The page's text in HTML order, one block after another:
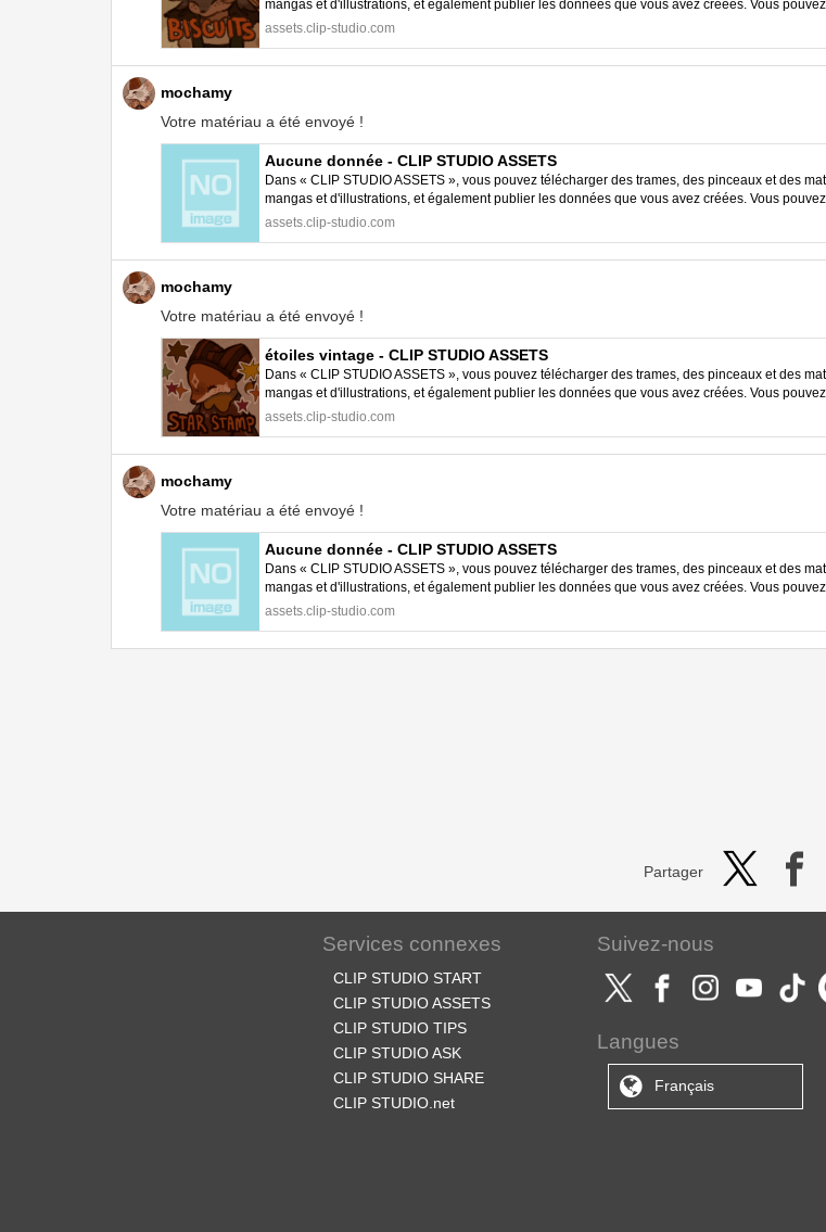
mangas et d'illustrations, et également publier les données que vous avez créées. Vous
STUDIO PAINT.
assets.clip-studio.com
mochamy
Votre matériau a été envoyé !
Aucune donnée - CLIP STUDIO ASSETS
Dans « CLIP STUDIO ASSETS », vous pouvez télécharger des trames, des pinceaux et des
mangas et d'illustrations, et également publier les données que vous avez créées. Vous
STUDIO PAINT.
assets.clip-studio.com
mochamy
Votre matériau a été envoyé !
étoiles vintage - CLIP STUDIO ASSETS
Dans « CLIP STUDIO ASSETS », vous pouvez télécharger des trames, des pinceaux et des
mangas et d'illustrations, et également publier les données que vous avez créées. Vous
STUDIO PAINT.
assets.clip-studio.com
mochamy
Votre matériau a été envoyé !
Aucune donnée - CLIP STUDIO ASSETS
Dans « CLIP STUDIO ASSETS », vous pouvez télécharger des trames, des pinceaux et des
mangas et d'illustrations, et également publier les données que vous avez créées. Vous
STUDIO PAINT.
assets.clip-studio.com
Partager
Services connexes
CLIP STUDIO START
CLIP STUDIO ASSETS
CLIP STUDIO TIPS
CLIP STUDIO ASK
CLIP STUDIO SHARE
CLIP STUDIO.net
Suivez-nous
Langues
Français